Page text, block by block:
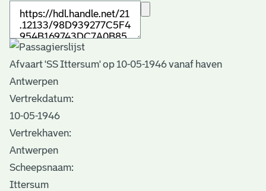
Afvaart 'SS Ittersum' op 10-05-1946 vanaf haven
Antwerpen
Vertrekdatum:
10-05-1946
Vertrekhaven:
Antwerpen
Scheepsnaam:
Ittersum